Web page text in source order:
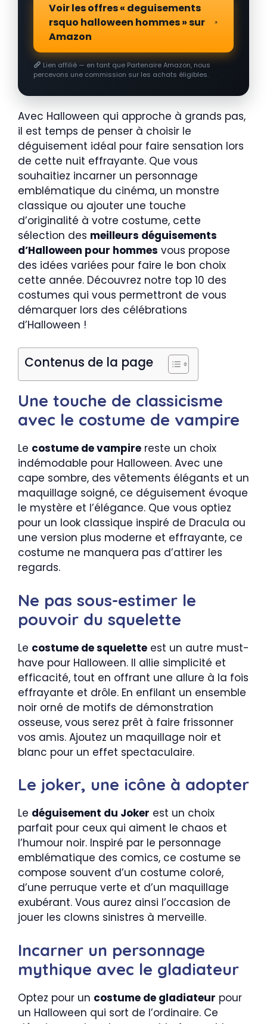
Voir les offres « deguisements
rsquo halloween hommes » sur
Amazon
Lien affilié — en tant que Partenaire Amazon, nous
percevons une commission sur les achats éligibles.
Avec Halloween qui approche à grands pas,
il est temps de penser à choisir le
déguisement idéal pour faire sensation lors
de cette nuit effrayante. Que vous
souhaitiez incarner un personnage
emblématique du cinéma, un monstre
classique ou ajouter une touche
d’originalité à votre costume, cette
sélection des meilleurs déguisements
d’Halloween pour hommes vous propose
des idées variées pour faire le bon choix
cette année. Découvrez notre top 10 des
costumes qui vous permettront de vous
démarquer lors des célébrations
d’Halloween !
Contenus de la page
Une touche de classicisme
avec le costume de vampire
Le costume de vampire reste un choix
indémodable pour Halloween. Avec une
cape sombre, des vêtements élégants et un
maquillage soigné, ce déguisement évoque
le mystère et l’élégance. Que vous optiez
pour un look classique inspiré de Dracula ou
une version plus moderne et effrayante, ce
costume ne manquera pas d’attirer les
regards.
Ne pas sous-estimer le
pouvoir du squelette
Le costume de squelette est un autre must-
have pour Halloween. Il allie simplicité et
efficacité, tout en offrant une allure à la fois
effrayante et drôle. En enfilant un ensemble
noir orné de motifs de démonstration
osseuse, vous serez prêt à faire frissonner
vos amis. Ajoutez un maquillage noir et
blanc pour un effet spectaculaire.
Le joker, une icône à adopter
Le déguisement du Joker est un choix
parfait pour ceux qui aiment le chaos et
l’humour noir. Inspiré par le personnage
emblématique des comics, ce costume se
compose souvent d’un costume coloré,
d’une perruque verte et d’un maquillage
exubérant. Vous aurez ainsi l’occasion de
jouer les clowns sinistres à merveille.
Incarner un personnage
mythique avec le gladiateur
Optez pour un costume de gladiateur pour
un Halloween qui sort de l’ordinaire. Ce